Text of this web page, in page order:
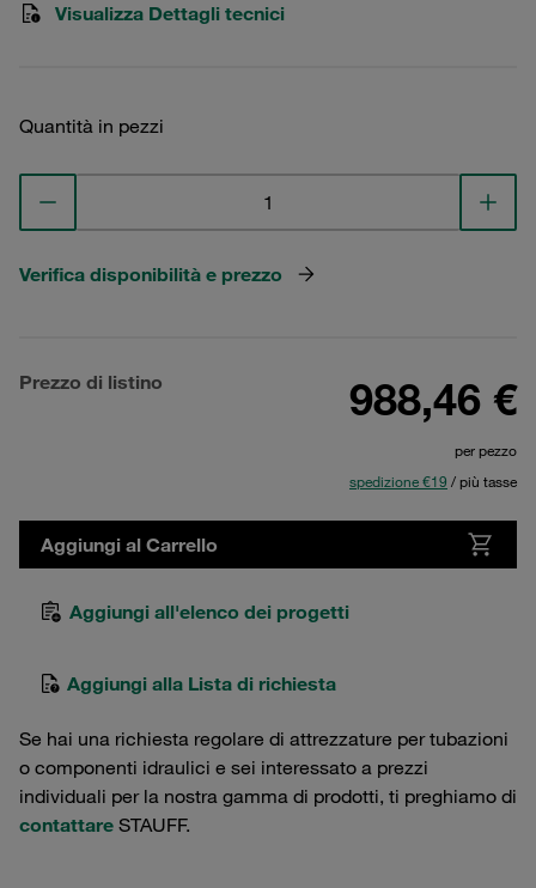
Visualizza Dettagli tecnici
Quantità in pezzi
Verifica disponibilità e prezzo
Prezzo di listino 988,46 €
per pezzo
spedizione €19 / più tasse
Aggiungi al Carrello
Aggiungi all'elenco dei progetti
Aggiungi alla Lista di richiesta
Se hai una richiesta regolare di attrezzature per tubazioni
o componenti idraulici e sei interessato a prezzi
individuali per la nostra gamma di prodotti, ti preghiamo di
contattare STAUFF.